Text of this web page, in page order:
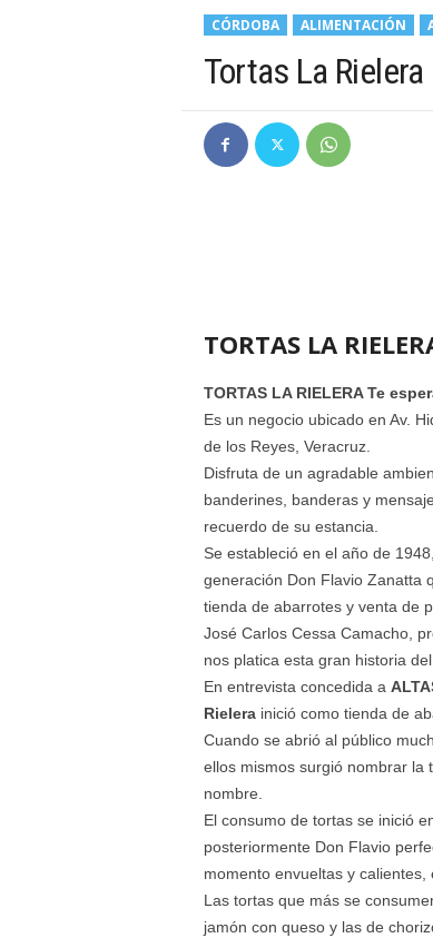
CÓRDOBA ALIMENTACIÓN
Tortas La Rielera
TORTAS LA
TORTAS LA RIELERA Te
Es un negocio ubicado en Av.
de los Reyes, Veracruz.
Disfruta de un agradable
banderines, banderas y
recuerdo de su estancia.
Se estableció en el año de
generación Don Flavio Zanatta
tienda de abarrotes y venta de
José Carlos Cessa Camacho,
nos platica esta gran historia
En entrevista concedida a
Rielerainició como tienda de
Cuando se abrió al público
ellos mismos surgió nombrar la
nombre.
El consumo de tortas se inició
posteriormente Don Flavio
momento envueltas y
Las tortas que más se
jamón con queso y las de